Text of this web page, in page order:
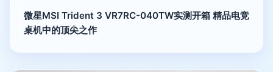
微星MSI Trident 3 VR7RC-040TW实测开箱 精品电竞
桌机中的顶尖之作